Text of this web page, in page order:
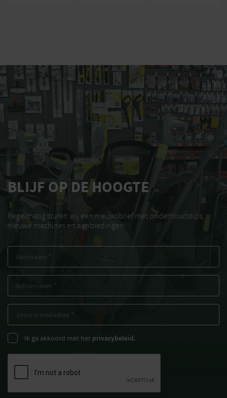
BLIJF OP DE HOOGTE
Regelmatig sturen wij een nieuwsbrief met onderhoudstips,
nieuwe machines en aanbiedingen
Ik ga akkoord met het privacybeleid.